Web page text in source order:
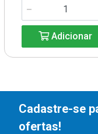
Adicionar
Cadastre-se
ofertas!